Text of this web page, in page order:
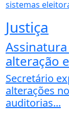
Justiça
alteração
Secretário
alterações
auditorias...